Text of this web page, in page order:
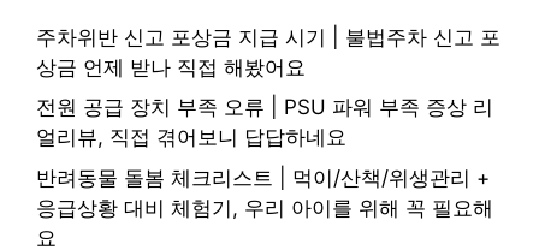
주차위반 신고 포상금 지급 시기 | 불법주차 신고 포
상금 언제 받나 직접 해봤어요
전원 공급 장치 부족 오류 | PSU 파워 부족 증상 리
얼리뷰, 직접 겪어보니 답답하네요
반려동물 돌봄 체크리스트 | 먹이/산책/위생관리 +
응급상황 대비 체험기, 우리 아이를 위해 꼭 필요해
요